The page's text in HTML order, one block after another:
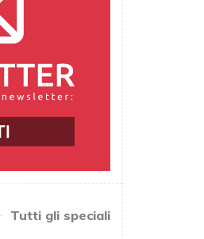
Tutti gli speciali